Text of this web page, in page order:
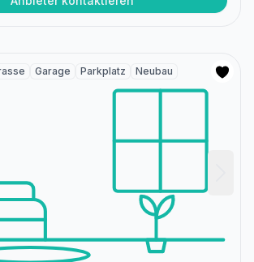
Garage Parkplatz Neubau